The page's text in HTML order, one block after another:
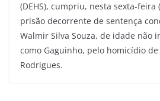
(DEHS), cumpriu, nesta sexta-feira
prisão decorrente de sentença
Walmir Silva Souza, de idade não
como Gaguinho, pelo homicídio de
Rodrigues.